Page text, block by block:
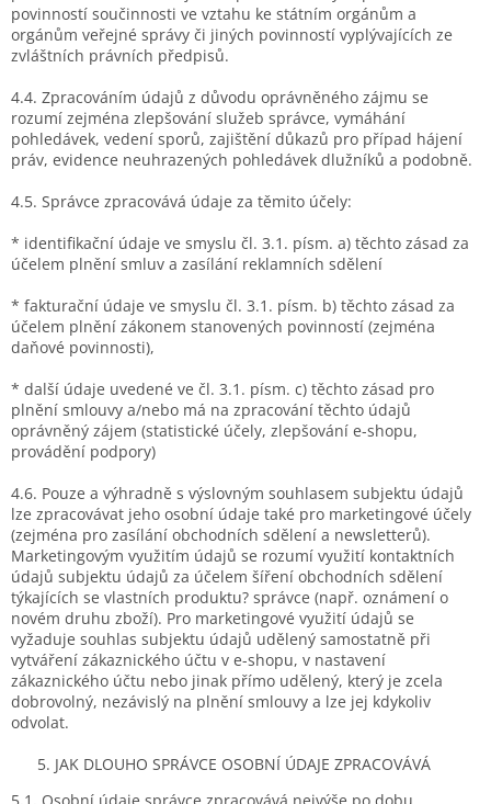
povinností součinnosti ve vztahu ke státním orgánům a
orgánům veřejné správy či jiných povinností vyplývajících ze
zvláštních právních předpisů.
4.4. Zpracováním údajů z důvodu oprávněného zájmu se
rozumí zejména zlepšování služeb správce, vymáhání
pohledávek, vedení sporů, zajištění důkazů pro případ hájení
práv, evidence neuhrazených pohledávek dlužníků a podobně.
4.5. Správce zpracovává údaje za těmito účely:
* identifikační údaje ve smyslu čl. 3.1. písm. a) těchto zásad za
účelem plnění smluv a zasílání reklamních sdělení
* fakturační údaje ve smyslu čl. 3.1. písm. b) těchto zásad za
účelem plnění zákonem stanovených povinností (zejména
daňové povinnosti),
* další údaje uvedené ve čl. 3.1. písm. c) těchto zásad pro
plnění smlouvy a/nebo má na zpracování těchto údajů
oprávněný zájem (statistické účely, zlepšování e-shopu,
provádění podpory)
4.6. Pouze a výhradně s výslovným souhlasem subjektu údajů
lze zpracovávat jeho osobní údaje také pro marketingové účely
(zejména pro zasílání obchodních sdělení a newsletterů).
Marketingovým využitím údajů se rozumí využití kontaktních
údajů subjektu údajů za účelem šíření obchodních sdělení
týkajících se vlastních produktu? správce (např. oznámení o
novém druhu zboží). Pro marketingové využití údajů se
vyžaduje souhlas subjektu údajů udělený samostatně při
vytváření zákaznického účtu v e-shopu, v nastavení
zákaznického účtu nebo jinak přímo udělený, který je zcela
dobrovolný, nezávislý na plnění smlouvy a lze jej kdykoliv
odvolat.
JAK DLOUHO SPRÁVCE OSOBNÍ ÚDAJE ZPRACOVÁVÁ